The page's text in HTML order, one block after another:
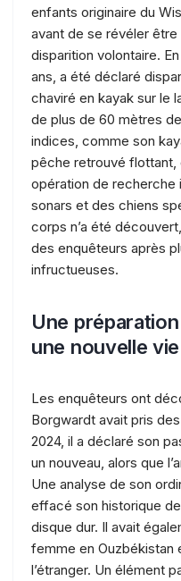
enfants originaire du
avant de se révéler
disparition volontaire.
ans, a été déclaré
chaviré en kayak sur le
de plus de 60 mètres
indices, comme son
pêche retrouvé flottant,
opération de recherche
sonars et des chiens
corps n’a été
des enquêteurs après
infructueuses.
Une
une nouvelle vie
Les enquêteurs ont
Borgwardt avait pris
2024, il a déclaré son
un nouveau, alors que
Une analyse de son
effacé son historique
disque dur. Il avait
femme en Ouzbékistan
l’étranger. Un élément